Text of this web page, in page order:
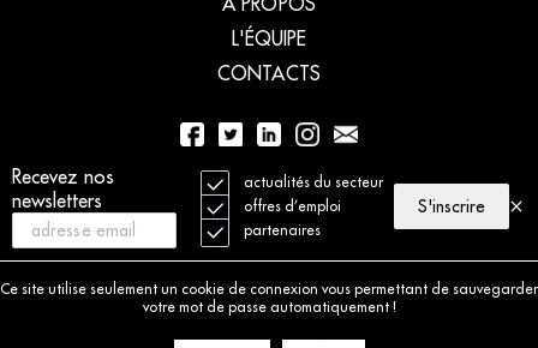
Recevez nos
newsletters
actualités du secteur
offres d’emploi
partenaires
S'inscrire
Ce site utilise seulement un cookie de connexion vous permettant de sauvegarder
votre mot de passe automatiquement !
L'ÉQUIPE
CONTACTS
01 56 77 04 00
© 2021 La Lettre du Musicien. Tous droits réservés
Charte déontologique